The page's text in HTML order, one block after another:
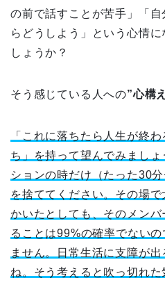
の前で話すことが苦手」「
らどうしよう」という心情
しょうか？
そう感じている人への”心構
「これに落ちたら人生が終
ち」を持って望んでみまし
ションの時だけ（たった30
を捨ててください。その場
かいたとしても、そのメン
ることは99%の確率でない
ません。日常生活に支障が
ね。そう考えると吹っ切れ